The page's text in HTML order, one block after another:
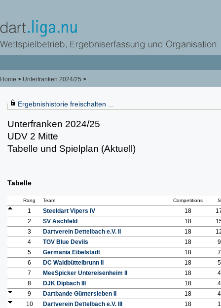
Home > Unterfranken 2024/25 >
Ergebnishistorie freischalten ...
Unterfranken 2024/25
UDV 2 Mitte
Tabelle und Spielplan (Aktuell)
Tabelle
Rang Team Competitions S
1 Steeldart Vipers IV 18
2
SV Aschfeld 18
3
Dartverein Dettelbach e.V. II 18
4
TGV Blue Devils 18
9
5
Germania Eibelstadt 18
7
6
DC Waldbüttelbrunn II 18
5
7
MeeSpicker Untereisenheim II 18
4
8
DJK Dipbach III 18
4
9
Dartbande Güntersleben II 18
4
10
Dartverein Dettelbach e.V. III 18 1